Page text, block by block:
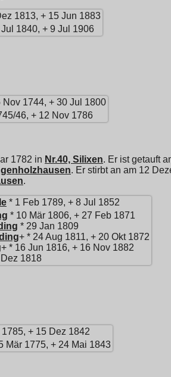
1813, + 15 Jun 1883
1840, + 9 Jul 1906
Nov 1744, + 30 Jul 1800
46, + 12 Nov 1786
1782 in Nr.40, Silixen. Er ist getauft
. Er stirbt an am 12
.
* 1 Feb 1789, + 8 Jul 1852
* 10 Mär 1806, + 27 Feb 1871
* 29 Jan 1809
+ * 24 Aug 1811, + 20 Okt 1872
+ * 16 Jun 1816, + 16 Nov 1882
1818
+ 15 Dez 1842
Mär 1775, + 24 Mai 1843